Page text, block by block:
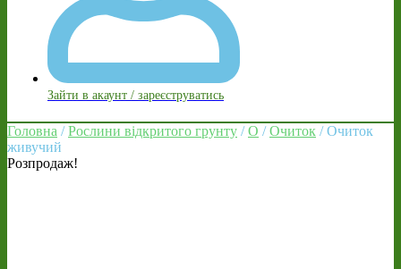
Зайти в акаунт / зареєструватись
Головна /Рослини відкритого грунту /О /Очиток / Очиток
живучий
Розпродаж!